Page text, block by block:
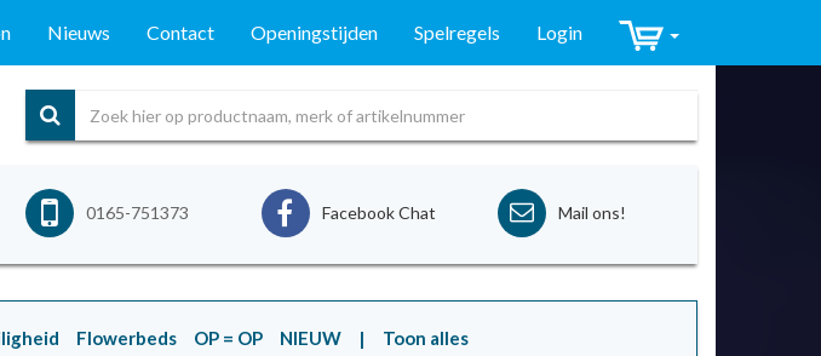
Nieuws Contact Openingstijden Spelregels Login
0165-751373 Facebook Chat Mail ons!
Flowerbeds OP = OP NIEUW | Toon alles